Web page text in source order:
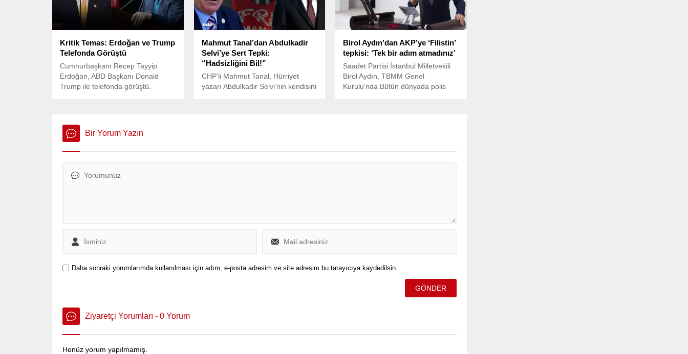
Kritik Temas: Erdoğan ve Trump
Telefonda Görüştü
Cumhurbaşkanı Recep Tayyip
Erdoğan, ABD Başkanı Donald
Trump ile telefonda görüştü.
Mahmut Tanal’dan Abdulkadir
Selvi’ye Sert Tepki:
“Hadsizliğini Bil!”
CHP’li Mahmut Tanal, Hürriyet
yazarı Abdulkadir Selvi’nin kendisini
Birol Aydın’dan AKP’ye ‘Filistin’
tepkisi: ‘Tek bir adım atmadınız’
Saadet Partisi İstanbul Milletvekili
Birol Aydın, TBMM Genel
Kurulu'nda Bütün dünyada polis
Bir Yorum Yazın
Daha sonraki yorumlarımda kullanılması için adım, e-posta adresim ve site adresim bu tarayıcıya kaydedilsin.
Ziyaretçi Yorumları - 0 Yorum
Henüz yorum yapılmamış.